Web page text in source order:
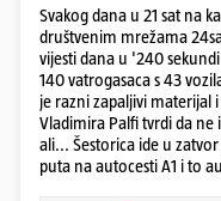
Svakog dana u 21 sat na
društvenim mrežama
vijesti dana u '240
140 vatrogasaca s 43
je razni zapaljivi materijal
Vladimira Palfi tvrdi da
ali... Šestorica ide u
puta na autocesti A1 i to